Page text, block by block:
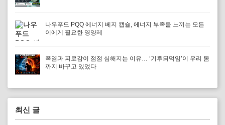
나우푸드 PQQ 에너지 베지 캡슐, 에너지 부족을 느끼는 모든
이에게 필요한 영양제
폭염과 피로감이 점점 심해지는 이유… ‘기후되먹임’이 우리 몸
까지 바꾸고 있었다
최신 글